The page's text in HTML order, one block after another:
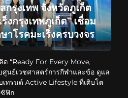
กรุงเทพ จังหวัดภูเก็ต
งกรุงเทพภูเก็ต” เชื่อม
าโรคมะเร็งครบวงจร
“Ready For Every Move,
ศูนย์เวชศาสตร์การกีฬาและข้อ ดูแล
เทรนด์ Active Lifestyle ที่เติบโต
ซิฟิก